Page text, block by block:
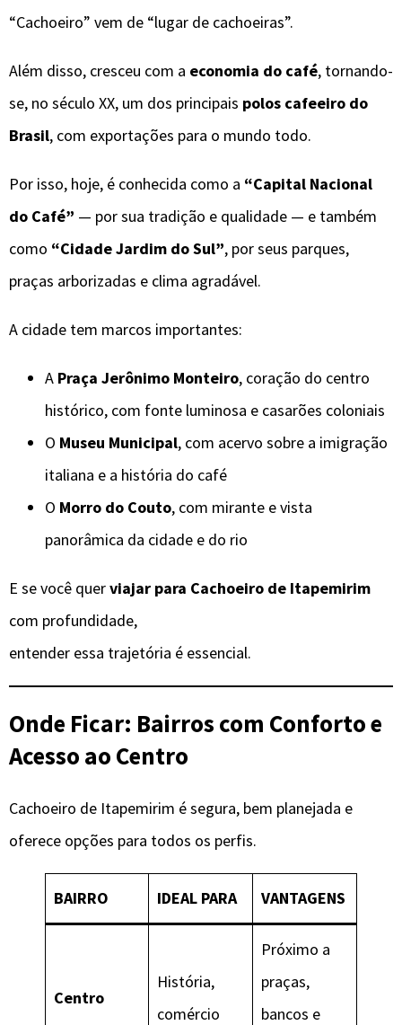
“Cachoeiro” vem de “lugar de cachoeiras”.
Além disso, cresceu com a economia do café, tornando-
se, no século XX, um dos principais polos cafeeiro do
Brasil, com exportações para o mundo todo.
Por isso, hoje, é conhecida como a “Capital Nacional
do Café” — por sua tradição e qualidade — e também
como “Cidade Jardim do Sul”, por seus parques,
praças arborizadas e clima agradável.
A cidade tem marcos importantes:
A Praça Jerônimo Monteiro, coração do centro
histórico, com fonte luminosa e casarões coloniais
O Museu Municipal, com acervo sobre a imigração
italiana e a história do café
O Morro do Couto, com mirante e vista
panorâmica da cidade e do rio
E se você querviajar para Cachoeiro de Itapemirim
com profundidade,
entender essa trajetória é essencial.
Onde Ficar: Bairros com Conforto e
Acesso ao Centro
Cachoeiro de Itapemirim é segura, bem planejada e
oferece opções para todos os perfis.
BAIRRO IDEAL PARA VANTAGENS
Centro
História,
comércio
Próximo a
praças,
bancos e